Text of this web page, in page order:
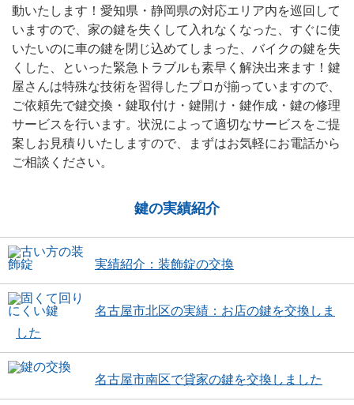
動いたします！愛知県・静岡県の対応エリア内を巡回して
いますので、家の鍵を失くして入れなくなった、すぐに使
いたいのに車の鍵を閉じ込めてしまった、バイクの鍵を失
くした、といった緊急トラブルも素早く解決出来ます！鍵
屋さんは特殊な技術を習得したプロが揃っていますので、
ご依頼先で鍵交換・鍵取付け・鍵開け・鍵作成・鍵の修理
サービスを行います。状況によって適切なサービスをご提
案しお見積りいたしますので、まずはお気軽にお電話から
ご相談ください。
鍵の実績紹介
実績紹介：装飾錠の交換
名古屋市北区の実績：お店の鍵を交換しま
した
名古屋市南区で貸家の鍵を交換しました